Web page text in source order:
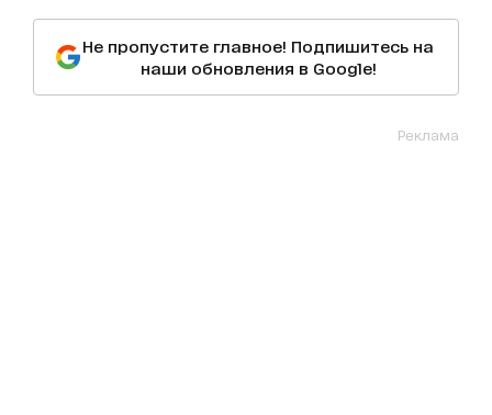
Не пропустите главное! Подпишитесь на
наши обновления в Google!
Реклама